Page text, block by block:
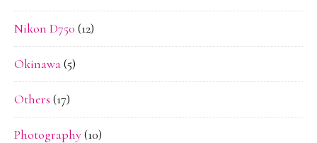
Nikon D750 (12)
Okinawa(5)
Others (17)
Photography(10)